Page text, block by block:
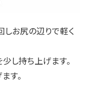
お尻の辺りで軽く
し持ち上げます。
す。